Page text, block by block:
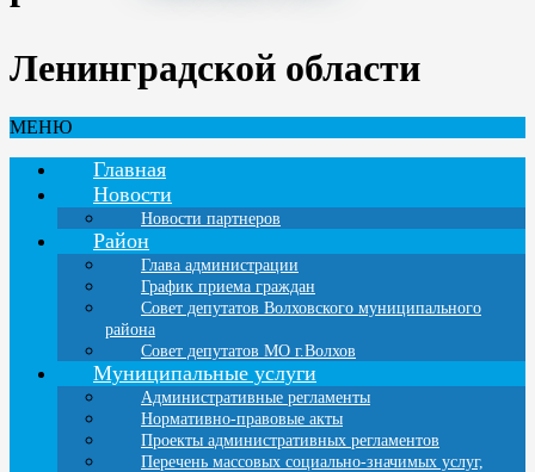
Ленинградской области
МЕНЮ
Главная
Новости
Новости партнеров
Район
Глава администрации
График приема граждан
Совет депутатов Волховского муниципального
района
Совет депутатов МО г.Волхов
Муниципальные услуги
Административные регламенты
Нормативно-правовые акты
Проекты административных регламентов
Перечень массовых социально-значимых услуг,